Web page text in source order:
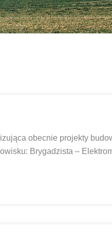
obecnie projekty
Brygadzista –